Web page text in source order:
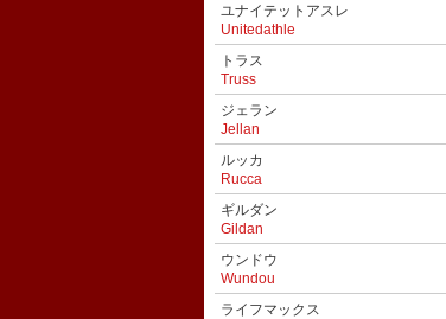
ユナイテットアスレ
Unitedathle
トラス
Truss
ジェラン
Jellan
ルッカ
Rucca
ギルダン
Gildan
ウンドウ
Wundou
ライフマックス